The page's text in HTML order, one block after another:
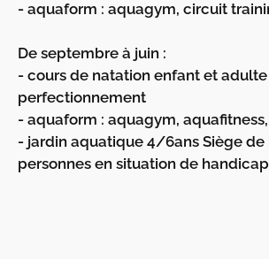
- aquaform : aquagym, circuit
De septembre à juin :
- cours de natation enfant et
perfectionnement
- aquaform : aquagym,
- jardin aquatique 4/6ans Siège
personnes en situation de